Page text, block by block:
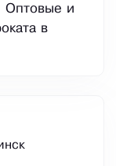
Оптовые и
в